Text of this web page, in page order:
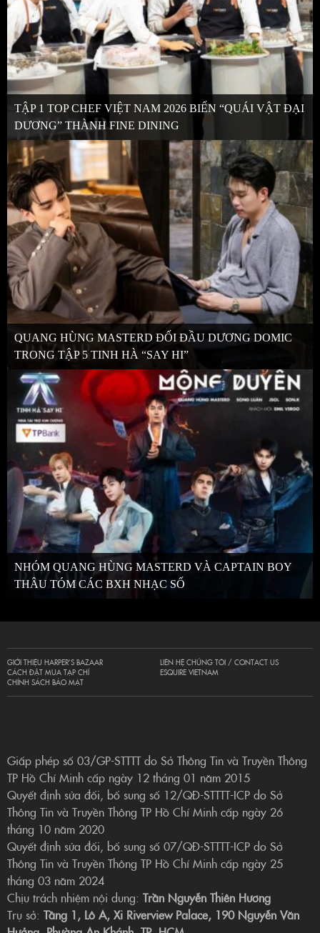
TẬP 1 TOP CHEF VIỆT NAM 2026 BIẾN “QUÁI VẬT ĐẠI
DƯƠNG” THÀNH FINE DINING
QUANG HÙNG MASTERD ĐỐI ĐẦU DƯƠNG DOMIC
TRONG TẬP 5 TINH HÀ “SAY HI”
NHÓM QUANG HÙNG MASTERD VÀ CAPTAIN BOY
THÂU TÓM CÁC BXH NHẠC SỐ
GIỚI THIỆU HARPER’S BAZAAR
CÁCH ĐẶT MUA TẠP CHÍ
CHÍNH SÁCH BẢO MẬT
LIÊN HỆ CHÚNG TÔI / CONTACT US
ESQUIRE VIETNAM
Giấp phép số 03/GP-STTTT do Sở Thông Tin và Truyền Thông
TP Hồ Chí Minh cấp ngày 12 tháng 01 năm 2015
Quyết định sửa đổi, bổ sung số 12/QĐ-STTTT-ICP do Sở
Thông Tin và Truyền Thông TP Hồ Chí Minh cấp ngày 26
tháng 10 năm 2020
Quyết định sửa đổi, bổ sung số 07/QĐ-STTTT-ICP do Sở
Thông Tin và Truyền Thông TP Hồ Chí Minh cấp ngày 25
tháng 03 năm 2024
Chịu trách nhiệm nội dung: Trần Nguyễn Thiên Hương
Trụ sở: Tầng 1, Lô A, Xi Riverview Palace, 190 Nguyễn Văn